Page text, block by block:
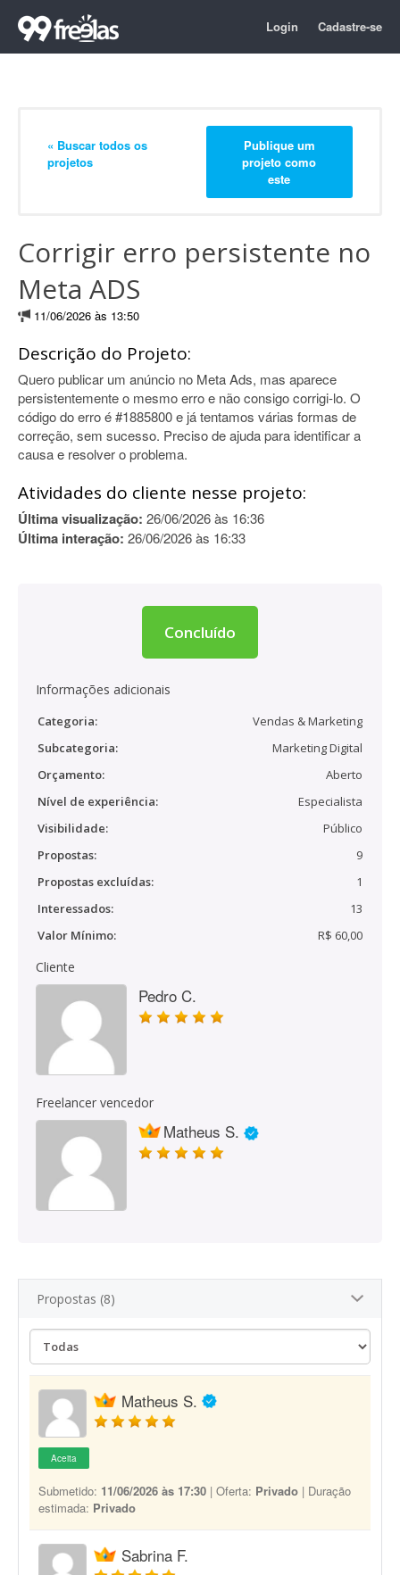
Login Cadastre-se
« Buscar todos os
projetos
Publique um
projeto como
este
Corrigir erro persistente no
Meta ADS
11/06/2026 às 13:50
Descrição do Projeto:
Quero publicar um anúncio no Meta Ads, mas aparece
persistentemente o mesmo erro e não consigo corrigi-lo. O
código do erro é #1885800 e já tentamos várias formas de
correção, sem sucesso. Preciso de ajuda para identificar a
causa e resolver o problema.
Atividades do cliente nesse projeto:
Última visualização: 26/06/2026 às 16:36
Última interação: 26/06/2026 às 16:33
Concluído
Informações adicionais
Categoria:
Vendas & Marketing
Subcategoria:
Marketing Digital
Orçamento:
Aberto
Nível de experiência:
Especialista
Visibilidade:
Público
Propostas:
9
Propostas excluídas:
1
Interessados:
13
Valor Mínimo:
R$ 60,00
Cliente
Pedro C.
Freelancer vencedor
Matheus S.
Propostas (8)
Matheus S.
Aceita
Submetido: 11/06/2026 às 17:30 | Oferta: Privado | Duração
estimada: Privado
Sabrina F.